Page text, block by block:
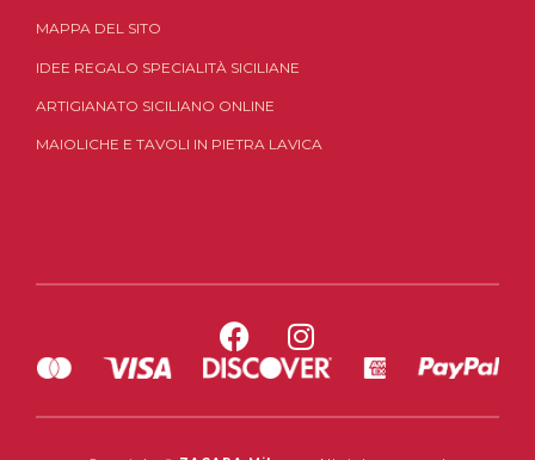
MAPPA DEL SITO
IDEE REGALO SPECIALITÀ SICILIANE
ARTIGIANATO SICILIANO ONLINE
MAIOLICHE E TAVOLI IN PIETRA LAVICA